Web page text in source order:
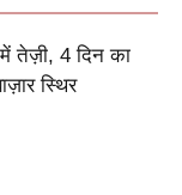
तेज़ी, 4 दिन का
स्थिर